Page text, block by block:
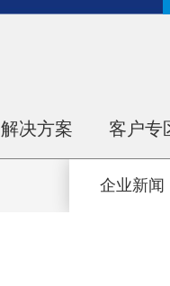
解决方案 客户专
企业新闻